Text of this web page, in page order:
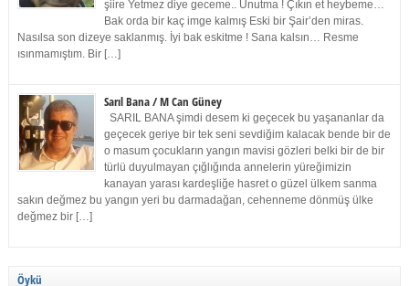
şiire Yetmez diye geceme.. Unutma ! Çıkın et heybeme…
Bak orda bir kaç imge kalmış Eski bir Şair’den miras.
Nasılsa son dizeye saklanmış. İyi bak eskitme ! Sana kalsın… Resme
ısınmamıştım. Bir […]
Sarıl Bana / M Can Güney
SARIL BANA şimdi desem ki geçecek bu yaşananlar da
geçecek geriye bir tek seni sevdiğim kalacak bende bir de
o masum çocukların yangın mavisi gözleri belki bir de bir
türlü duyulmayan çığlığında annelerin yüreğimizin
kanayan yarası kardeşliğe hasret o güzel ülkem sanma
sakın değmez bu yangın yeri bu darmadağan, cehenneme dönmüş ülke
değmez bir […]
Öykü